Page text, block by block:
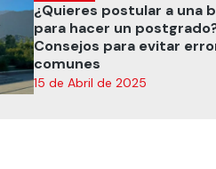
¿Quieres postular a una
para hacer un
Consejos para evitar
comunes
15 de Abril de 2025